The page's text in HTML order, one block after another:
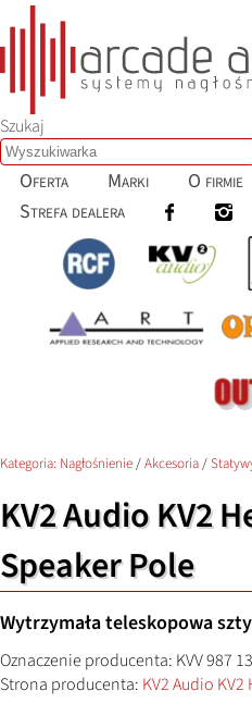
Szukaj
Oferta Marki O firmie
Strefa dealera
Kategoria: Nagłośnienie/Akcesoria/
KV2 Audio KV2
Speaker Pole
Wytrzymała teleskopowa
Oznaczenie producenta: KVV 987
Strona producenta: KV2 Audio